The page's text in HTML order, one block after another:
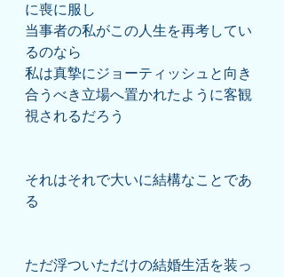
に喪に服し
当事者の私がこの人生を再考してい
るのなら
私は真摯にジョーティッシュと向き
合うべき立場へ置かれたように客観
視されるだろう
それはそれで大いに結構なことであ
る
ただ浮ついただけの結婚生活を装っ